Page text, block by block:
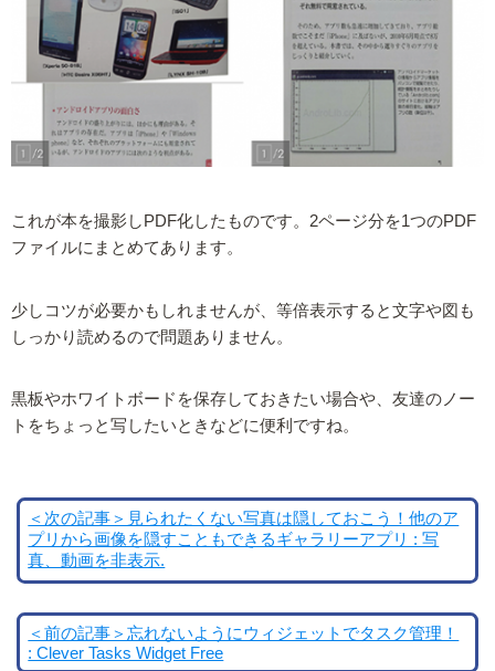
これが本を撮影しPDF化したものです。2ページ分を1つのPDF
ファイルにまとめてあります。
少しコツが必要かもしれませんが、等倍表示すると文字や図も
しっかり読めるので問題ありません。
黒板やホワイトボードを保存しておきたい場合や、友達のノー
トをちょっと写したいときなどに便利ですね。
＜次の記事＞見られたくない写真は隠しておこう！他のア
プリから画像を隠すこともできるギャラリーアプリ : 写
真、動画を非表示.
＜前の記事＞忘れないようにウィジェットでタスク管理！
: Clever Tasks Widget Free